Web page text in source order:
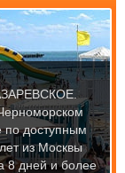
по доступным
из Москвы
8 дней и более